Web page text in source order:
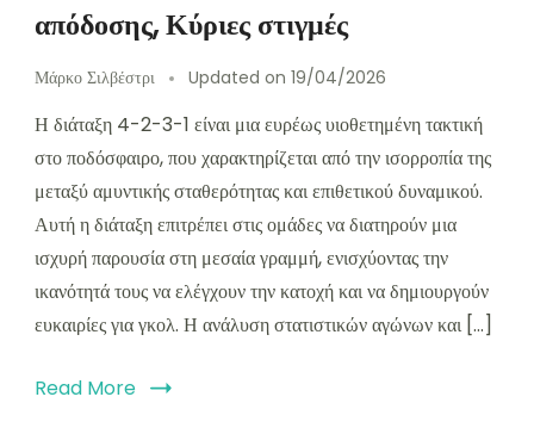
απόδοσης, Κύριες στιγμές
Μάρκο Σιλβέστρι Updated on 19/04/2026
Η διάταξη 4-2-3-1 είναι μια ευρέως υιοθετημένη τακτική
στο ποδόσφαιρο, που χαρακτηρίζεται από την ισορροπία της
μεταξύ αμυντικής σταθερότητας και επιθετικού δυναμικού.
Αυτή η διάταξη επιτρέπει στις ομάδες να διατηρούν μια
ισχυρή παρουσία στη μεσαία γραμμή, ενισχύοντας την
ικανότητά τους να ελέγχουν την κατοχή και να δημιουργούν
ευκαιρίες για γκολ. Η ανάλυση στατιστικών αγώνων και […]
Read More